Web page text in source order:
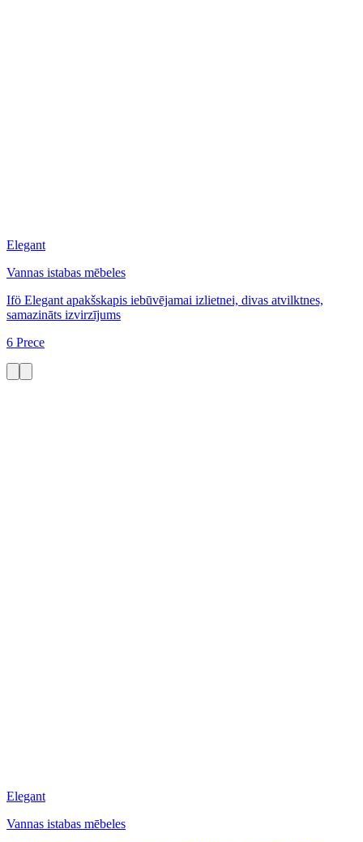
Elegant
Vannas istabas mēbeles
Ifö Elegant apakšskapis iebūvējamai izlietnei, divas atvilktnes,
samazināts izvirzījums
6 Prece
Elegant
Vannas istabas mēbeles